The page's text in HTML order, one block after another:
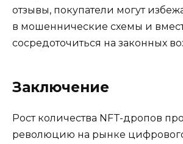
отзывы, покупатели могут
в мошеннические схемы и
сосредоточиться на законных
Заключение
Рост количества NFT-дропов
революцию на рынке